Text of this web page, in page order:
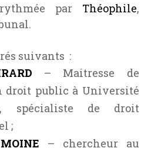
par Théophile,
suivants :
– Maitresse de
droit public à Université
, spécialiste de droit
;
– chercheur au